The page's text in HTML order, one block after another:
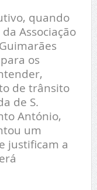
quando
Associação
os
de trânsito
de S.
António,
um
justificam a